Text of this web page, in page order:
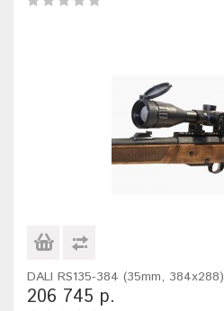
DALI RS135-384 (35mm, 384x288)
206 745 р.